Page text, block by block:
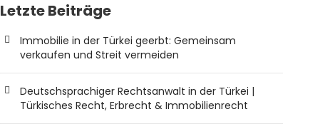
Letzte Beiträge
Immobilie in der Türkei geerbt: Gemeinsam
verkaufen und Streit vermeiden
Deutschsprachiger Rechtsanwalt in der Türkei |
Türkisches Recht, Erbrecht & Immobilienrecht